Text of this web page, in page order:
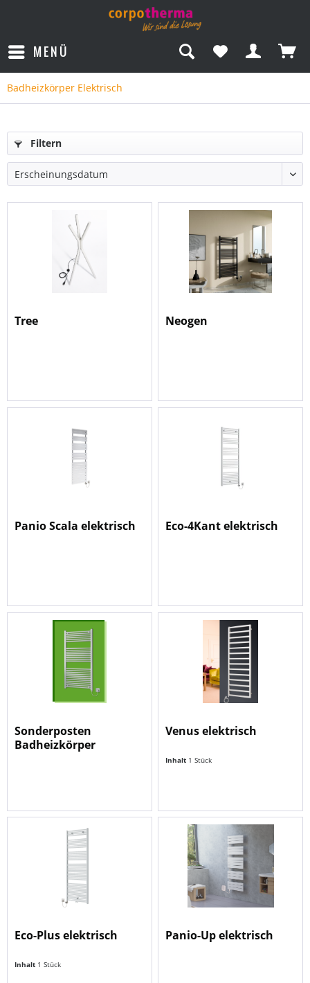
MENÜ
Badheizkörper Elektrisch
Filtern
Tree Neogen
Panio Scala elektrisch Eco-4Kant elektrisch
Sonderposten
Badheizkörper
Venus elektrisch
Inhalt 1 Stück
Eco-Plus elektrisch
Inhalt 1 Stück
Panio-Up elektrisch